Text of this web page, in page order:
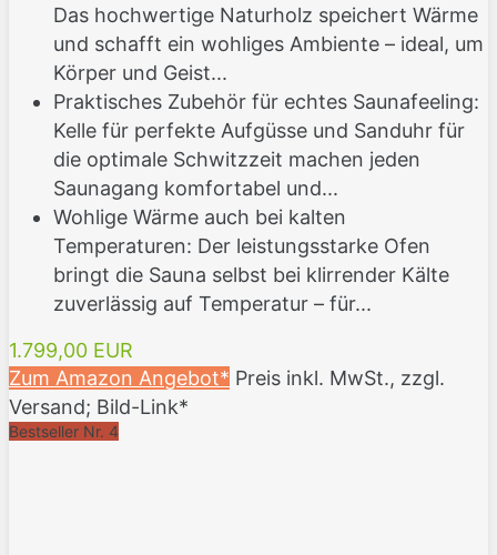
Das hochwertige Naturholz speichert Wärme
und schafft ein wohliges Ambiente – ideal, um
Körper und Geist...
Praktisches Zubehör für echtes Saunafeeling:
Kelle für perfekte Aufgüsse und Sanduhr für
die optimale Schwitzzeit machen jeden
Saunagang komfortabel und...
Wohlige Wärme auch bei kalten
Temperaturen: Der leistungsstarke Ofen
bringt die Sauna selbst bei klirrender Kälte
zuverlässig auf Temperatur – für...
1.799,00 EUR
Zum Amazon Angebot* Preis inkl. MwSt., zzgl.
Versand; Bild-Link*
Bestseller Nr. 4